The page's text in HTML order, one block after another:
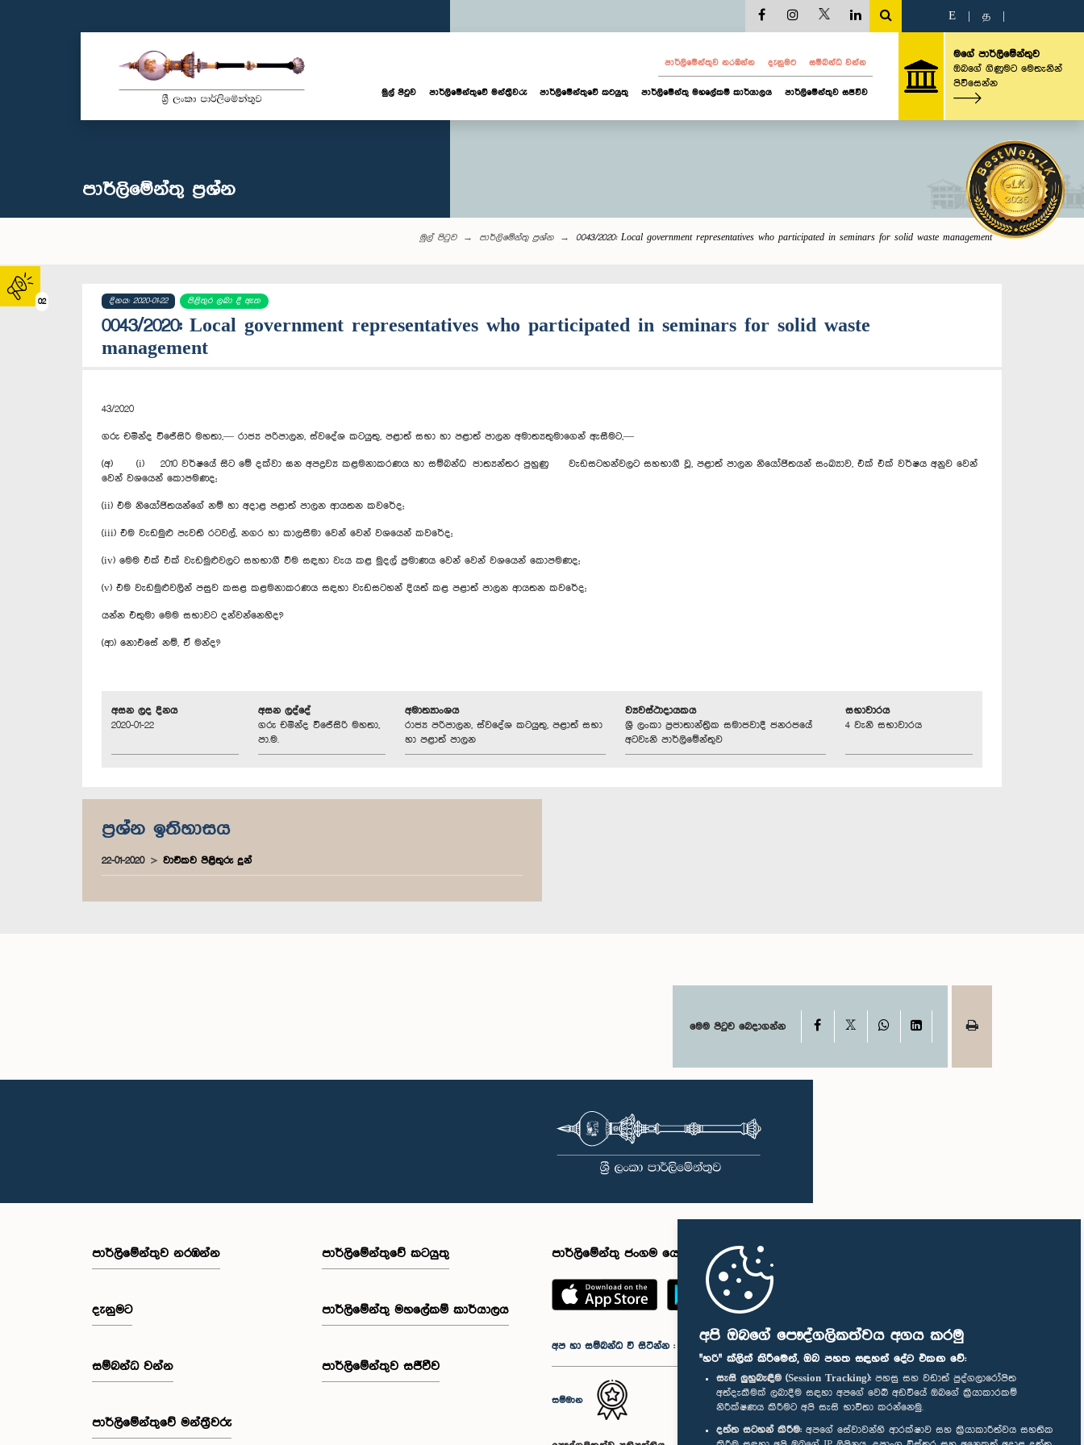
අපි ඔබගේ පෞද්ගලිකත්වය අගය කරමු
"හරි" ක්ලික් කිරීමෙන්, ඔබ පහත සඳහන් දේට එකඟ වේ:
සැසි ලුහුබැඳීම (Session Tracking): පහසු සහ වඩාත් පුද්ගලාරෝපිත
අත්දැකීමක් ලබාදීම සඳහා අපගේ වෙබ් අඩවියේ ඔබගේ ක්‍රියාකාරකම්
නිරීක්ෂණය කිරීමට අපි සැසි භාවිතා කරන්නෙමු.
දත්ත සටහන් කිරීම: අපගේ සේවාවන්හි ආරක්ෂාව සහ ක්‍රියාකාරීත්වය සහතික
02
E த
පාර්ලි‌මේන්තුව නරඹන්න දැනුමට සම්බන්ධ වන්න
මුල් පිටුව පාර්ලි‌මේන්තුවේ මන්ත්‍රීවරු පාර්ලිමේන්තුවේ කටයුතු පාර්ලිමේන්තු මහලේකම් කාර්යාලය පාර්ලිමේන්තුව සජීවීව
මගේ පාර්ලිමේන්තුව
ඔබගේ ගිණුමට මෙතැනින්
පිවිසෙන්න
පාර්ලි‌මේන්තු‌ ප්‍රශ්න
මුල් පිටුව පාර්ලි‌මේන්තු‌ ප්‍රශ්න 0043/2020: Local government representatives who participated in seminars for solid waste management
දිනය: 2020-01-22 පිළිතුර ලබා දී ඇත
0043/2020: Local government representatives who participated in seminars for solid waste
management
43/2020
ගරු චමින්ද වි‍ජේසිරි මහතා,— රාජ්‍ය පරිපාලන, ස්වදේශ කටයුතු, පළාත් සභා හා පළාත් පාලන අමාත්‍යතුමාගෙන් ඇසීමට,—
(අ) (i) 2010 වර්ෂයේ සිට මේ දක්වා ඝන අපද්‍රව්‍ය කළමනාකරණය හා සම්බන්ධ ජාත්‍යන්තර පුහුණු වැඩසටහන්වලට සහභාගී වූ, පළාත් පාලන නි‍යෝජිතයන් සංඛ්‍යාව, එක් එක් වර්ෂය අනුව වෙන්
වෙන් වශයෙන් කොපමණද;
(ii) එම නියෝජිතයන්ගේ නම් හා අදාළ පළාත් පාලන ආයතන කවරේද;
(iii) එම වැඩමුළු පැවති රටවල්, නගර හා කාලසීමා වෙන් වෙන් වශයෙන් කවරේද;
(iv) මෙම එක් එක් වැඩමුළුවලට සහභාගී වීම සඳහා වැය කළ මුදල් ප්‍රමාණය වෙන් වෙන් වශයෙන් කොපමණද;
(v) එම වැඩමුළුවලින් පසුව කසළ කළමනාකරණය සඳහා වැඩසටහන් දියත් කළ පළාත් පාලන ආයතන කවරේද;
යන්න එතුමා මෙම සභාවට දන්වන්නෙහිද?
(ආ) නොඑසේ නම්, ඒ මන්ද?
අසන ලද දිනය
2020-01-22
අසන ලද්දේ
ගරු චමින්ද වි‍ජේසිරි මහතා,
පා.ම.
අමාත්‍යාංශය
රාජ්‍ය පරිපාලන, ස්වදේශ කටයුතු, පළාත් සභා
හා පළාත් පාලන
ව්‍යවස්ථාදායකය
ශ්‍රී ලංකා ප්‍රජාතාන්ත්‍රික සමාජවාදී ජනරජයේ
අටවැනි පාර්ලිමේන්තුව
සභාවාරය
4 වැනි සභාවාරය
ප්‍රශ්න ඉතිහාසය
22-01-2020 වාචිකව පිළිතුරු දුන්
මෙම පිටුව බෙදාගන්න Facebook WhatsAppLinkedIn
පාර්ලි‌මේන්තුව නරඹන්න
දැනුමට
සම්බන්ධ වන්න
පාර්ලි‌මේන්තුවේ මන්ත්‍රීවරු
පාර්ලිමේන්තුවේ කටයුතු
පාර්ලිමේන්තු මහලේකම් කාර්යාලය
පාර්ලිමේන්තුව සජීවීව
පාර්ලිමේන්තු ජංගම යෙදුම
අප හා සම්බන්ධ වී සිටින්න :
සම්මාන